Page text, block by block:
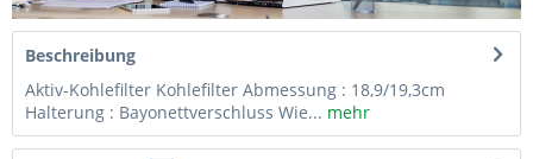
Beschreibung
Aktiv-Kohlefilter Kohlefilter Abmessung : 18,9/19,3cm
Halterung : Bayonettverschluss Wie... mehr